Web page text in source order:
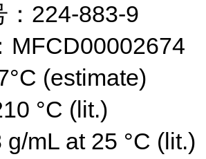
：224-883-9
MFCD00002674
(estimate)
°C (lit.)
mL at 25 °C (lit.)